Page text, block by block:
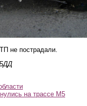
не пострадали.
на трассе М5